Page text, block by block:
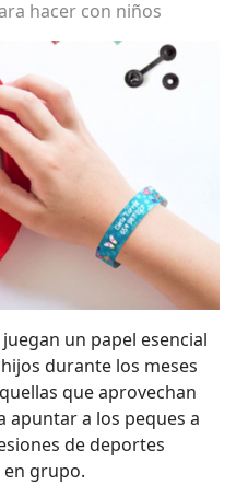
hacer con niños
juegan un papel esencial
durante los meses
que aprovechan
apuntar a los peques a
de deportes
grupo.